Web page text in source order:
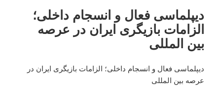
دیپلماسی فعال و انسجام داخلی؛
الزامات بازیگری ایران در عرصه
بین المللی
دیپلماسی فعال و انسجام داخلی؛ الزامات بازیگری ایران در
عرصه بین المللی